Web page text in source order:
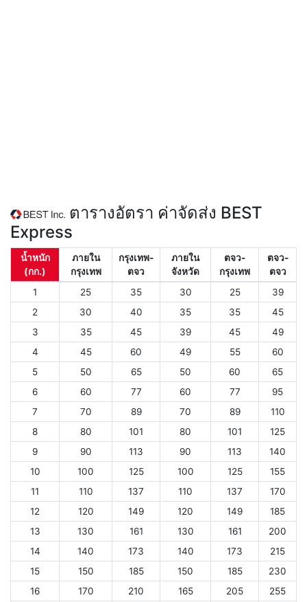
ตารางอัตรา ค่าจัดส่ง BEST
Express
น้ำหนัก
(กก.)
ภายใน
กรุงเทพ
กรุงเทพ-
ตจว
ภายใน
จังหวัด
ตจว-
กรุงเทพ
ตจว-
ตจว
1
25 35 30 25
39
2
30 40 35 35
45
3
35 45 39 45
49
4
45 60 49 55
60
5
50 65 50 60
65
6
60 77 60 77
95
7
70 89 70 89
110
8
80 101 80 101
125
9
90 113 90 113
140
10
100 125 100 125
155
11
110 137 110 137
170
12
120 149 120 149
185
13
130 161 130 161
200
14
140 173 140 173
215
15
150 185 150 185
230
16
170 210 165 205 255